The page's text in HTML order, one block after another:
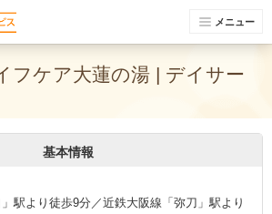
メニュー
フケア大蓮の湯 | デイサー
基本情報
駅より徒歩9分／近鉄大阪線「弥刀」駅より